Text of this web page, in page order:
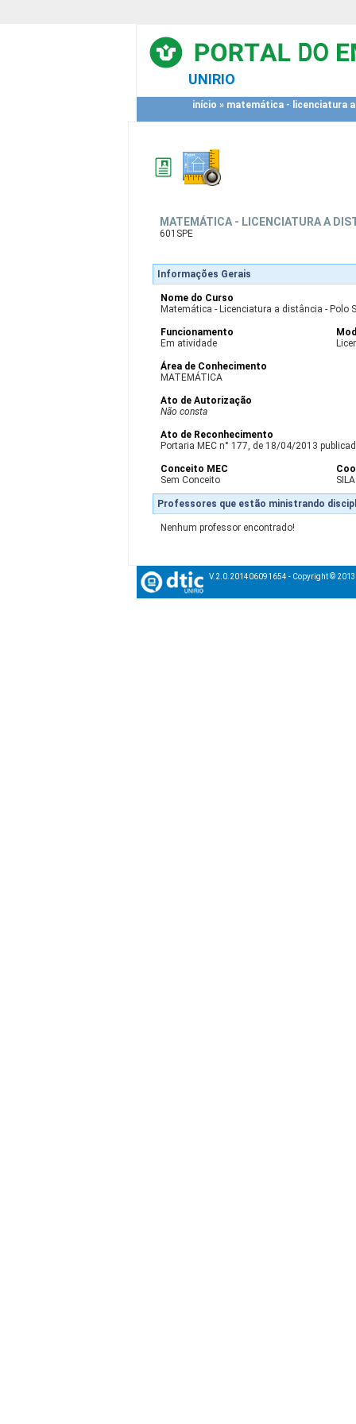
UNIRIO
início » matemática - licenciatura
MATEMÁTICA - LICENCIATURA A
601SPE
Informações Gerais
Nome do Curso
Matemática - Licenciatura a distância - Polo
Funcionamento
Em atividade
Área de Conhecimento
MATEMÁTICA
Ato de Autorização
Não consta
Ato de Reconhecimento
Portaria MEC n° 177, de 18/04/2013
Conceito MEC
Sem Conceito
Professores que estão ministrando
Nenhum professor encontrado!
V.2.0.201406091654 - Copyright ©